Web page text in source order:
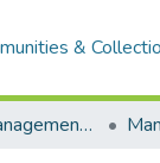
&
Département Management Des Organisations